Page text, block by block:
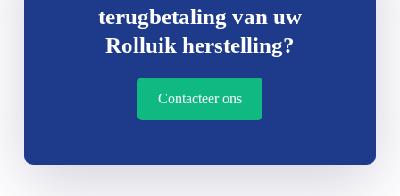
terugbetaling van uw
Rolluik herstelling?
Contacteer ons